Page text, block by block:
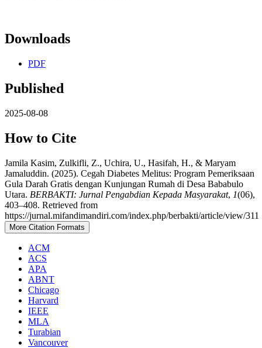
Downloads
PDF
Published
2025-08-08
How to Cite
Jamila Kasim, Zulkifli, Z., Uchira, U., Hasifah, H., & Maryam
Jamaluddin. (2025). Cegah Diabetes Melitus: Program Pemeriksaan
Gula Darah Gratis dengan Kunjungan Rumah di Desa Bababulo
Utara. BERBAKTI: Jurnal Pengabdian Kepada Masyarakat, 1(06),
403–408. Retrieved from
https://jurnal.mifandimandiri.com/index.php/berbakti/article/view/311
More Citation Formats
ACM
ACS
APA
ABNT
Chicago
Harvard
IEEE
MLA
Turabian
Vancouver